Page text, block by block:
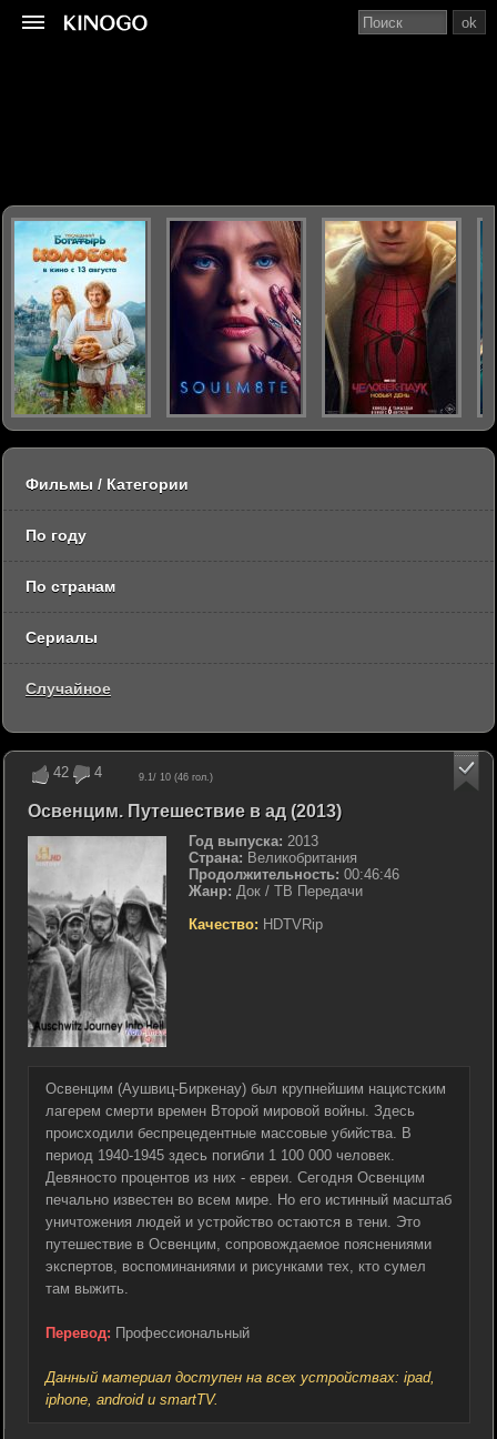
42 4 9.1/ 10 (46 гол.)
Освенцим. Путешествие в ад (2013)
Год выпуска: 2013
Страна: Великобритания
Продолжительность: 00:46:46
Жанр: Док / ТВ Передачи
Качество: HDTVRip
Освенцим (Аушвиц-Биркенау) был крупнейшим нацистским
лагерем смерти времен Второй мировой войны. Здесь
происходили беспрецедентные массовые убийства. В
период 1940-1945 здесь погибли 1 100 000 человек.
Девяносто процентов из них - евреи. Сегодня Освенцим
печально известен во всем мире. Но его истинный масштаб
уничтожения людей и устройство остаются в тени. Это
путешествие в Освенцим, сопровождаемое пояснениями
экспертов, воспоминаниями и рисунками тех, кто сумел
там выжить.
Перевод: Профессиональный
Данный материал доступен на всех устройствах: ipad,
iphone, android и smartTV.
ok
Фильмы / Категории
По году
По странам
Сериалы
Случайное